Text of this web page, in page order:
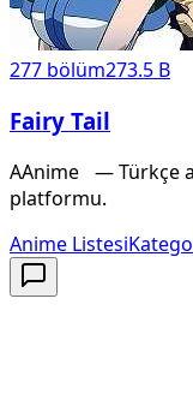
277 bölüm273.5 B
Fairy Tail
AAnime — Türkçe
platformu.
Anime Listesi